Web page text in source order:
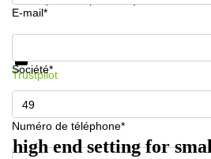
E-mail*
Société*
Numéro de téléphone*
Informations et prix
Trustpilot
high end setting for